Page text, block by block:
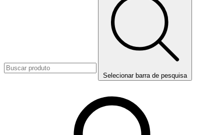
Selecionar barra de pesquisa